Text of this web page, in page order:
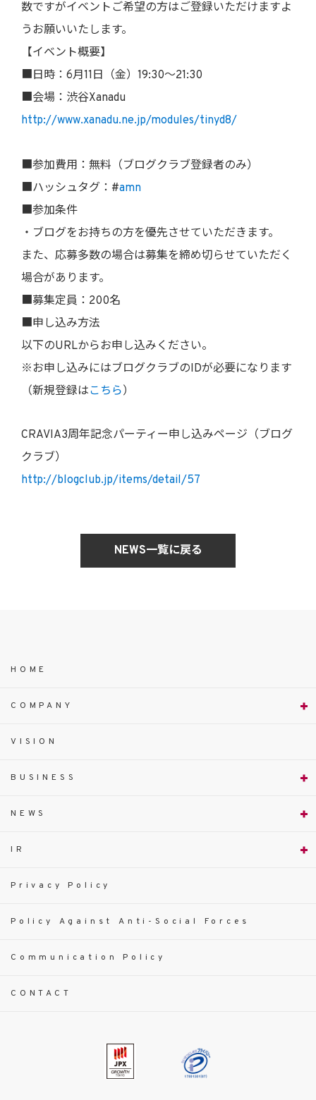
数ですがイベントご希望の方はご登録いただけますよ
うお願いいたします。
【イベント概要】
■日時：6月11日（金）19:30～21:30
■会場：渋谷Xanadu
http://www.xanadu.ne.jp/modules/tinyd8/
■参加費用：無料（ブログクラブ登録者のみ）
■ハッシュタグ：#amn
■参加条件
・ブログをお持ちの方を優先させていただきます。
また、応募多数の場合は募集を締め切らせていただく
場合があります。
■募集定員：200名
■申し込み方法
以下のURLからお申し込みください。
※お申し込みにはブログクラブのIDが必要になります
（新規登録はこちら）
CRAVIA3周年記念パーティー申し込みページ（ブログ
クラブ）
http://blogclub.jp/items/detail/57
NEWS一覧に戻る
HOME
COMPANY
VISION
BUSINESS
NEWS
IR
Privacy Policy
Policy Against Anti-Social Forces
Communication Policy
CONTACT